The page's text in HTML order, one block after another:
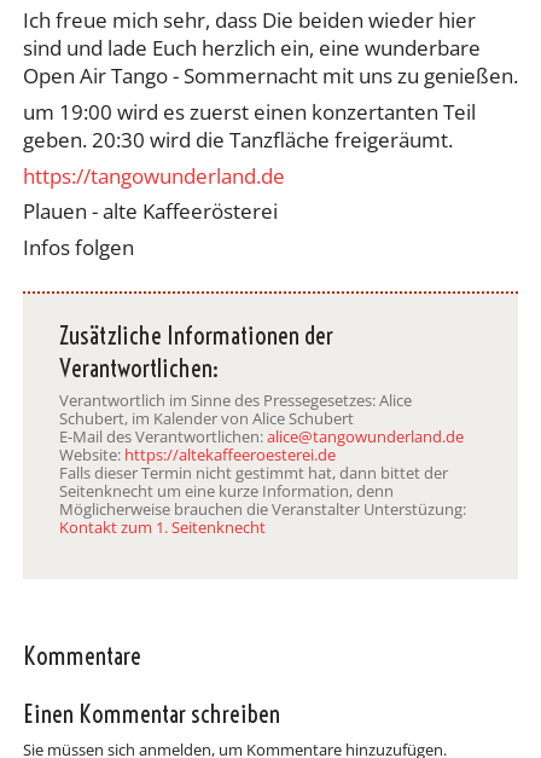
Ich freue mich sehr, dass Die beiden wieder hier
sind und lade Euch herzlich ein, eine wunderbare
Open Air Tango - Sommernacht mit uns zu genießen.
um 19:00 wird es zuerst einen konzertanten Teil
geben. 20:30 wird die Tanzfläche freigeräumt.
https://tangowunderland.de
Plauen - alte Kaffeerösterei
Infos folgen
Zusätzliche Informationen der
Verantwortlichen:
Verantwortlich im Sinne des Pressegesetzes: Alice
Schubert, im Kalender von Alice Schubert
E-Mail des Verantwortlichen:alice@tangowunderland.de
Website: https://altekaffeeroesterei.de
Falls dieser Termin nicht gestimmt hat, dann bittet der
Seitenknecht um eine kurze Information, denn
Möglicherweise brauchen die Veranstalter Unterstüzung:
Kontakt zum 1. Seitenknecht
Kommentare
Einen Kommentar schreiben
Sie müssen sich anmelden, um Kommentare hinzuzufügen.